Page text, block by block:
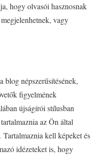
hogy olvasói hasznosnak
vagy
blog népszerűsítésének,
figyelmének
újságírói stílusban
az Ön által
kell képeket és
idézeteket is, hogy